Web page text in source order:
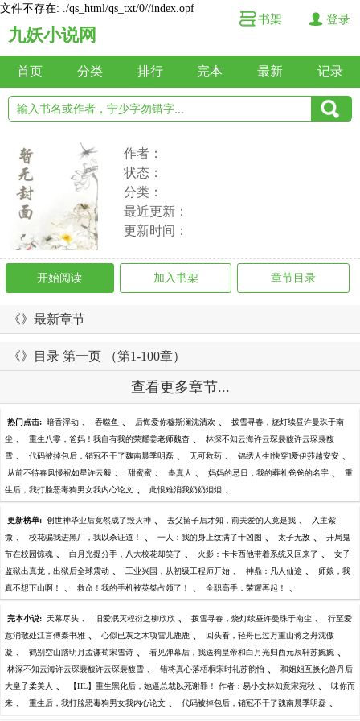
文件不存在: ./qs_html/qs_txt/0//index.opf
九妖小说网
书架 登录
首页 分类 排行 完本 最新 记录
作者：
状态：
分类：
最近更新：
更新时间：
开始阅读 加入书架 章节目录
《》最新章节
《》目录 第一页 （第1-100章）
查看更多章节...
热门点击: 暗香浮动 、 吞噬鱼 、 后悔爱你穆斯澜沈清欢 、 拨雪寻春，烧灯续昼许曼珠于南
尘 、 重生八零，爸妈！我自有我的荣耀姜老师魏杳 、 林深不知云海许云琛裴馥许云琛裴馥
雪 、 代码被掉包后，销冠不干了魏南晨季明磊 、 无可救药 、 锦绣人生[快穿]爱伊莎越安安 、
从前不待春风慢祝如星许云毅 、 甜蜜蜜 、 蛊真人 、 妈妈的忌日，我的葬礼爸爸的名字 、 重
生后，我打脸恶毒狗男女我内心论文 、 此恨难消我奶奶烟烟 、
更新榜单: 创世神毕业后竟然成了毁灭神 、 去父留子后才知，前夫爱的人竟是我 、 入主紫
微 、 校花骗我进黑厂，我以杀证道！ 、 一人：我的身上纹满了十凶图 、 太子无敌 、 开局鬼
节在校园惊魂 、 白月光提分手，八大校花却笑了 、 火影：卡卡西他带着系统又回来了 、 女子
监狱出真龙，出狱后全球震动 、 工业兴国，从初级工程师开始 、 神鼎：凡人仙途 、 师娘，我
真不想下山啊！ 、 救命！我的手机被英桀占领了！ 、 全职高手：荣耀再起！ 、
完本小说: 天幕尽头 、 旧爱泯灭程衍之柳欣欣 、 拨雪寻春，烧灯续昼许曼珠于南尘 、 行至爱
意消散处江言傅秦书雅 、 心似已灰之木项雪儿鹿鹿 、 回头看，轻舟已过万重山蒋之舟沈傲
凝 、 鹤别空山踏明月孟谦荀宋雪诗 、 看见弹幕后，我送狗皇帝和白月光归西元辰轩苏婉婉 、
林深不知云海许云琛裴馥许云琛裴馥雪 、 错将真心落梧桐宋时礼苏韵怡 、 和姐姐互换化兽丹后
大皇子柔美人 、 【HL】重生黑化后，她逼总裁以死谢罪！ 作者：易小文林知意宋宛秋 、 味你而
来 、 重生后，我打脸恶毒狗男女我内心论文 、 代码被掉包后，销冠不干了魏南晨季明磊 、